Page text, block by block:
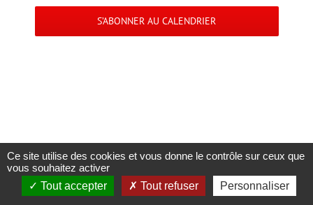
S’ABONNER AU CALENDRIER
Copyright 2023 |Solidaris Wallonie
confidentialité
Ce site utilise des cookies et vous donne le contrôle sur ceux que
vous souhaitez activer
Tout accepter
Tout refuser Personnaliser